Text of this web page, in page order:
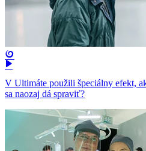
V Ultimáte použili špeciálny efekt,
sa naozaj dá spraviť?